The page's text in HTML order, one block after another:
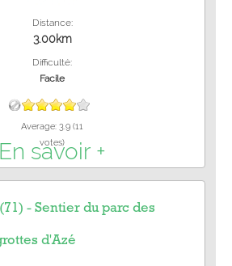
Distance:
3.00km
Difficulté:
Facile
Average:3.9 (11
votes)
En savoir +
- Sentier du parc des
d'Azé